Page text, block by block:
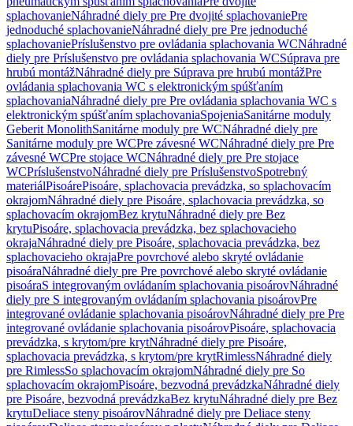
splachovanieNáhradné diely pre Pre dvojité splachovaniePre
jednoduché splachovanieNáhradné diely pre Pre jednoduché
splachovaniePríslušenstvo pre ovládania splachovania WCNáhradné
diely pre Príslušenstvo pre ovládania splachovania WCSúprava pre
hrubú montážNáhradné diely pre Súprava pre hrubú montážPre
ovládania splachovania WC s elektronickým spúšťaním
splachovaniaNáhradné diely pre Pre ovládania splachovania WC s
elektronickým spúšťaním splachovaniaSpojeniaSanitárne moduly
Geberit MonolithSanitárne moduly pre WCNáhradné diely pre
Sanitárne moduly pre WCPre závesné WCNáhradné diely pre Pre
závesné WCPre stojace WCNáhradné diely pre Pre stojace
WCPríslušenstvoNáhradné diely pre PríslušenstvoSpotrebný
materiálPisoárePisoáre, splachovacia prevádzka, so splachovacím
okrajomNáhradné diely pre Pisoáre, splachovacia prevádzka, so
splachovacím okrajomBez krytuNáhradné diely pre Bez
krytuPisoáre, splachovacia prevádzka, bez splachovacieho
okrajaNáhradné diely pre Pisoáre, splachovacia prevádzka, bez
splachovacieho okrajaPre povrchové alebo skryté ovládanie
pisoáraNáhradné diely pre Pre povrchové alebo skryté ovládanie
pisoáraS integrovaným ovládaním splachovania pisoárovNáhradné
diely pre S integrovaným ovládaním splachovania pisoárovPre
integrované ovládanie splachovania pisoárovNáhradné diely pre Pre
integrované ovládanie splachovania pisoárovPisoáre, splachovacia
prevádzka, s krytom/pre krytNáhradné diely pre Pisoáre,
splachovacia prevádzka, s krytom/pre krytRimlessNáhradné diely
pre RimlessSo splachovacím okrajomNáhradné diely pre So
splachovacím okrajomPisoáre, bezvodná prevádzkaNáhradné diely
pre Pisoáre, bezvodná prevádzkaBez krytuNáhradné diely pre Bez
krytuDeliace steny pisoárovNáhradné diely pre Deliace steny